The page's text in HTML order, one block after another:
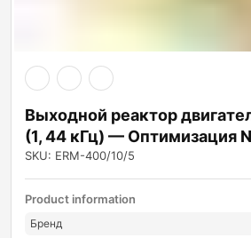
Выходной реактор
(1, 44 кГц) — Оптимизация
SKU: ERM-400/10/5
Product information
Бренд